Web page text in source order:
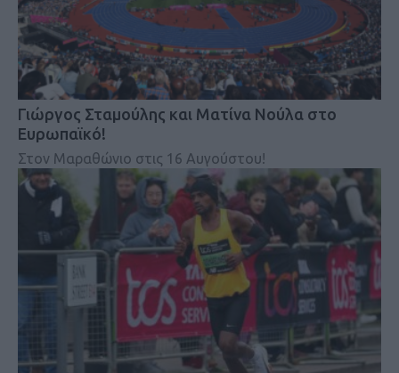
Γιώργος Σταμούλης και Ματίνα Νούλα στο
Ευρωπαϊκό!
Στον Μαραθώνιο στις 16 Αυγούστου!